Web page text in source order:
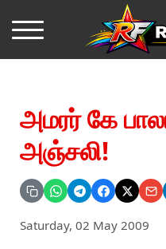
அமரர் கே
அஞ்சலி!
Saturday, 02 May 2009